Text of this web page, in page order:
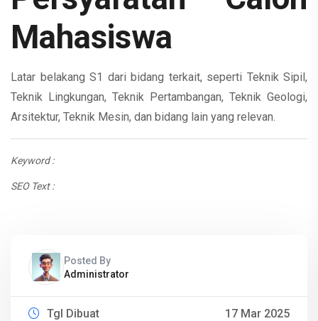
Mahasiswa
Latar belakang S1 dari bidang terkait, seperti Teknik Sipil,
Teknik Lingkungan, Teknik Pertambangan, Teknik Geologi,
Arsitektur, Teknik Mesin, dan bidang lain yang relevan.
Keyword :
SEO Text :
Posted By
Administrator
Tgl Dibuat 17 Mar 2025